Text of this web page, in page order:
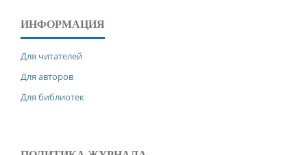
ИНФОРМАЦИЯ
Для читателей
Для авторов
Для библиотек